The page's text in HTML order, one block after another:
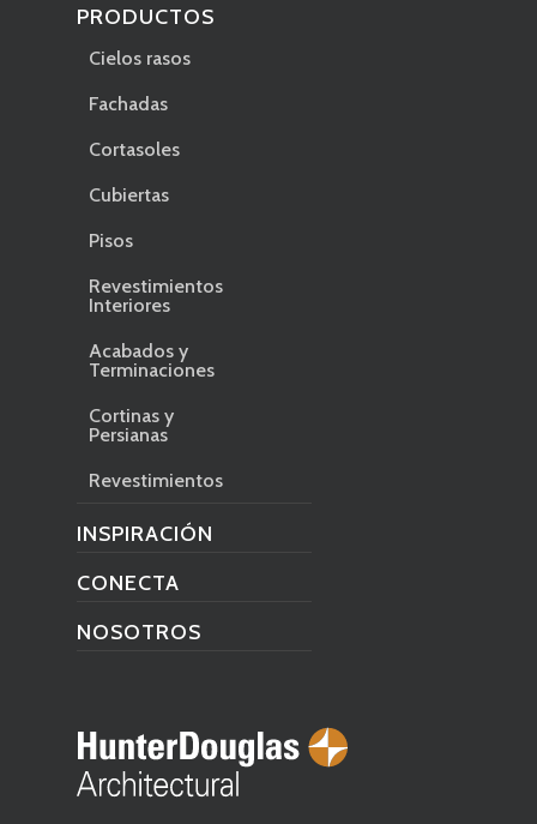
PRODUCTOS
Cielos rasos
Fachadas
Cortasoles
Cubiertas
Pisos
Revestimientos
Interiores
Acabados y
Terminaciones
Cortinas y
Persianas
Revestimientos
INSPIRACIÓN
CONECTA
NOSOTROS